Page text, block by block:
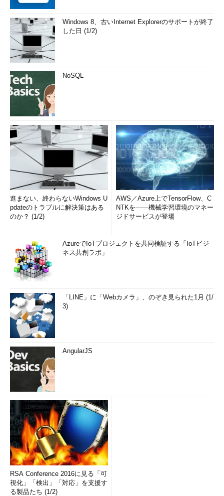
Windows 8、古いInternet Explorerのサポートが終了
した日 (1/2)
NoSQL
進まない、終わらないWindows U
pdateのトラブルに解決策はある
のか？ (1/2)
AWS／Azure上でTensorFlow、C
NTKを――機械学習環境のマネー
ジドサービスが登場
AzureでIoTプロジェクトを共同検証する「IoTビジ
ネス共創ラボ」
「LINE」に「Webカメラ」、のぞき見られた1月 (1/
3)
AngularJS
RSA Conference 2016に見る「可
視化」「検出」「対応」を支援す
る製品たち (1/2)